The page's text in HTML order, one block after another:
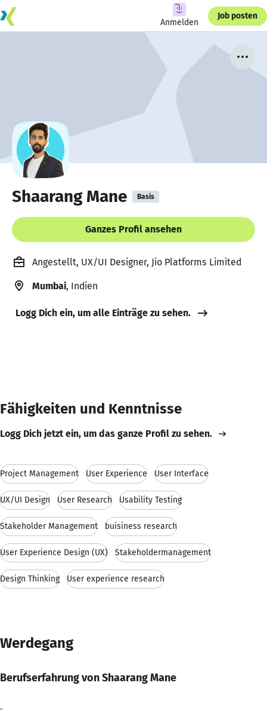
Anmelden
Job posten
Shaarang Mane Basis
Ganzes Profil ansehen
Angestellt, UX/UI Designer, Jio Platforms Limited
Mumbai, Indien
Logg Dich ein, um alle Einträge zu sehen.
Fähigkeiten und Kenntnisse
Logg Dich jetzt ein, um das ganze Profil zu sehen.
Project Management User Experience User Interface
UX/UI Design User Research Usability Testing
Stakeholder Management buisiness research
User Experience Design (UX) Stakeholdermanagement
Design Thinking User experience research
Werdegang
Berufserfahrung von Shaarang Mane